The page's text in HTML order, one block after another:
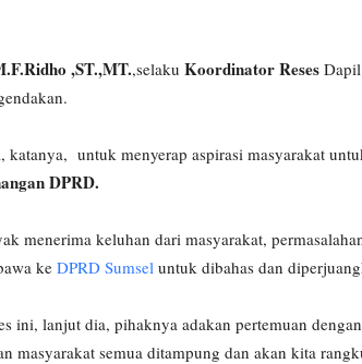
,ST.,MT.,selaku Koordinator Reses
katanya, untuk menyerap aspirasi masyarakat
DPRD.
menerima keluhan dari masyarakat,
keDPRD Sumsel untuk dibahas dan
ini, lanjut dia, pihaknya adakan pertemuan
masyarakat semua ditampung dan akan kita